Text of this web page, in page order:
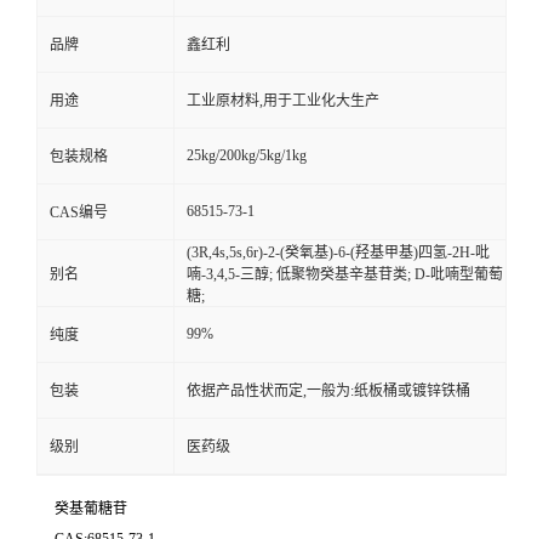
品牌 鑫红利
用途 工业原材料,用于工业化大生产
包装规格 25kg/200kg/5kg/1kg
CAS编号 68515-73-1
别名
(3R,4s,5s,6r)-2-(癸氧基)-6-(羟基甲基)四氢-2H-吡
喃-3,4,5-三醇; 低聚物癸基辛基苷类; D-吡喃型葡萄
糖;
纯度 99%
包装 依据产品性状而定,一般为:纸板桶或镀锌铁桶
级别 医药级
癸基葡糖苷